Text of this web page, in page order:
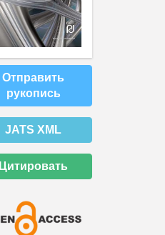
Отправить
рукопись
JATS XML
Цитировать